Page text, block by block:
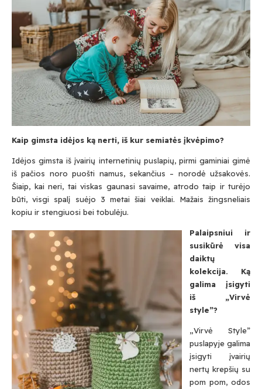
Kaip gimsta idėjos ką nerti, iš kur semiatės įkvėpimo?
Idėjos gimsta iš įvairių internetinių puslapių, pirmi gaminiai gimė
iš pačios noro puošti namus, sekančius – norodė užsakovės.
Šiaip, kai neri, tai viskas gaunasi savaime, atrodo taip ir turėjo
būti, visgi spalį suėjo 3 metai šiai veiklai. Mažais žingsneliais
kopiu ir stengiuosi bei tobulėju.
Palaipsniui ir
susikūrė visa
daiktų
kolekcija. Ką
galima įsigyti
iš „Virvė
style”?
„Virvė Style”
puslapyje galima
įsigyti įvairių
nertų krepšių su
pom pom, odos